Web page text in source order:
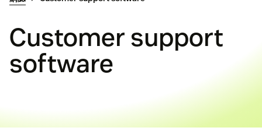
Customer support
software